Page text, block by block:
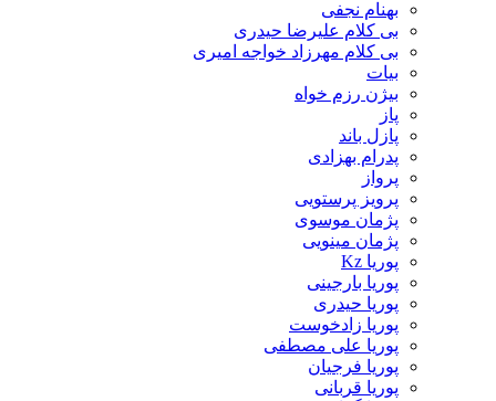
بهنام نجفی
بی کلام علیرضا حیدری
بی کلام مهرزاد خواجه امیری
بیات
بیژن رزم خواه
پاز
پازل باند
پدرام بهزادی
پرواز
پرویز پرستویی
پژمان موسوی
پژمان مینویی
پوریا Kz
پوریا بارجینی
پوریا حیدری
پوریا زادخوست
پوریا علی مصطفی
پوریا فرجیان
پوریا قربانی